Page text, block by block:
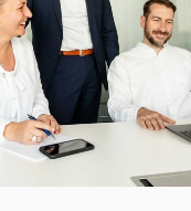
Ihrer Immobilie